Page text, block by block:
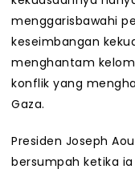
menggarisbawahi
keseimbangan
menghantam
konflik yang
Gaza.
Presiden Joseph
bersumpah ketika